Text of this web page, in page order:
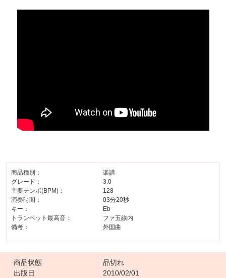
商品種別：
楽譜
グレード：
3.0
主要テンポ(BPM)：
128
演奏時間：
03分20秒
キー：
Eb
トランペット最高音：
ファ五線内
備考：
外国曲
商品状態
品切れ
出版日
2010/02/01